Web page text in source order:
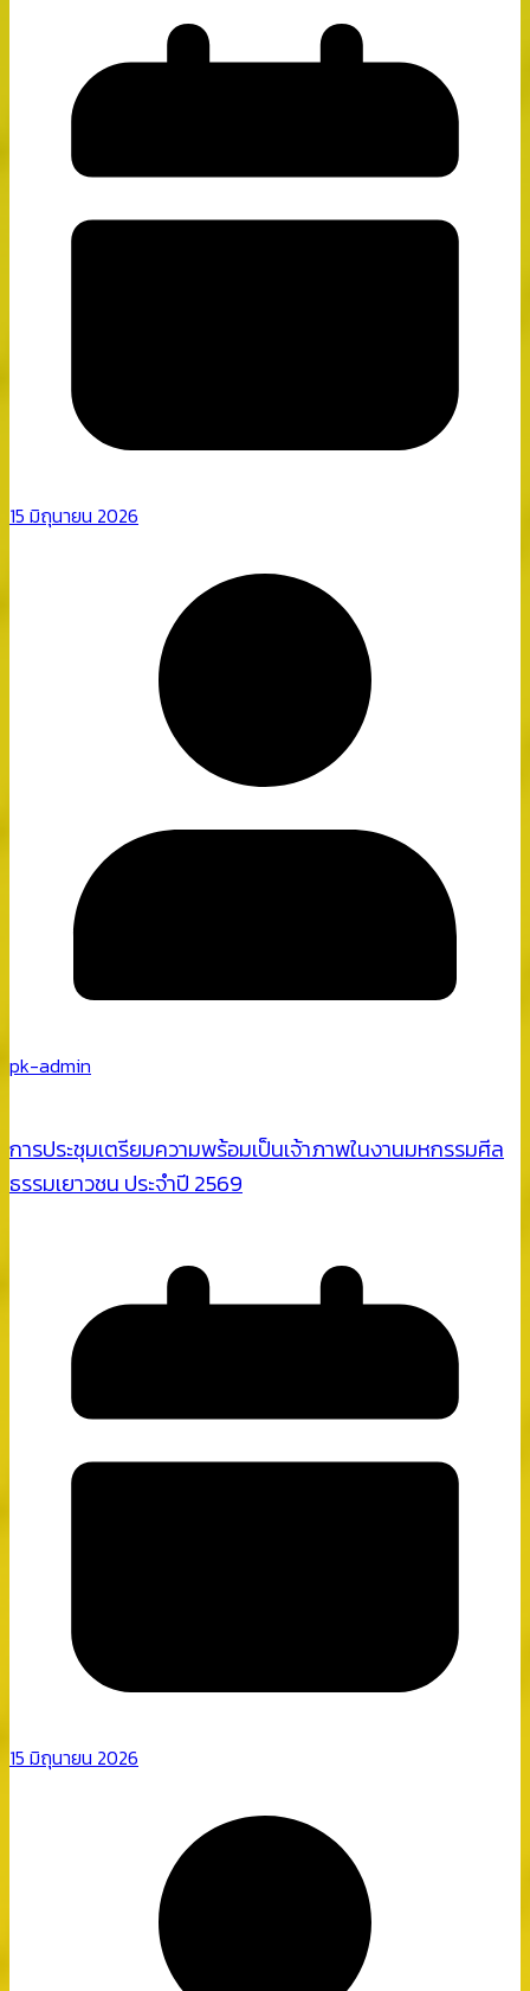
15 มิถุนายน 2026
pk-admin
การประชุมเตรียมความพร้อมเป็นเจ้าภาพในงานมหกรรมศีล
ธรรมเยาวชน ประจำปี 2569
15 มิถุนายน 2026